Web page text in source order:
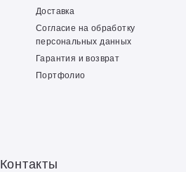
Доставка
Согласие на обработку
персональных данных
Гарантия и возврат
Портфолио
Контакты